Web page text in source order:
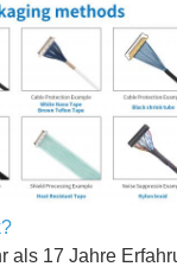
als 17 Jahre